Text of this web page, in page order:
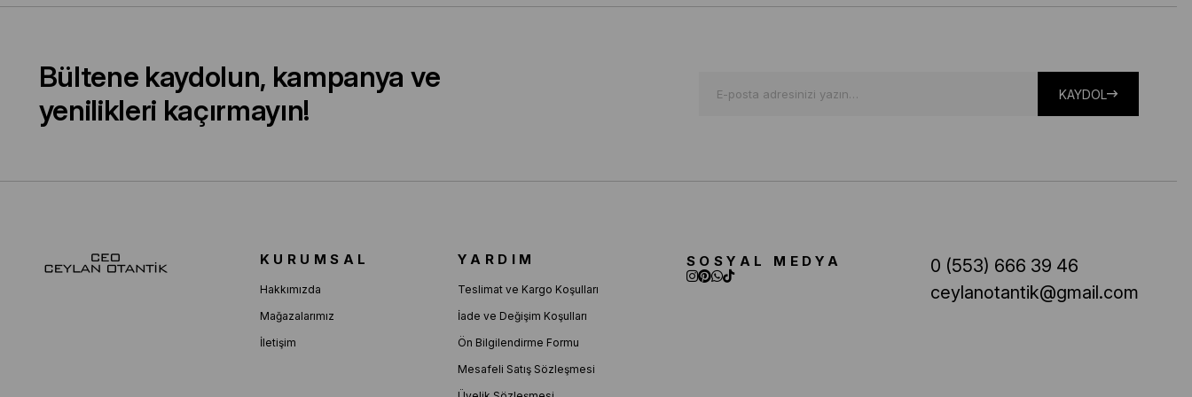
Bültene kaydolun, kampanya ve
yenilikleri kaçırmayın!
KAYDOL
KURUMSAL
Hakkımızda
Mağazalarımız
İletişim
YARDIM
Teslimat ve Kargo Koşulları
İade ve Değişim Koşulları
Ön Bilgilendirme Formu
Mesafeli Satış Sözleşmesi
SOSYAL MEDYA
0 (553) 666 39 46
ceylanotantik@gmail.com